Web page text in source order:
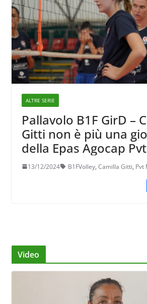
ALTRE SERIE
Pallavolo B1F GirD –
Gitti non è più una
della Epas Agocap
13/12/2024 B1FVolley, Camilla Gitti, Pvt
Video